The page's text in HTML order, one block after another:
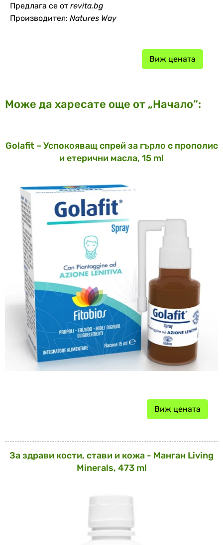
Предлага се от revita.bg
Производител: Natures Way
Виж цената
Може да харесате още от „Начало“:
Golafit – Успокояващ спрей за гърло с прополис
и етерични масла, 15 ml
Виж цената
За здрави кости, стави и кожа - Манган Living
Minerals, 473 ml